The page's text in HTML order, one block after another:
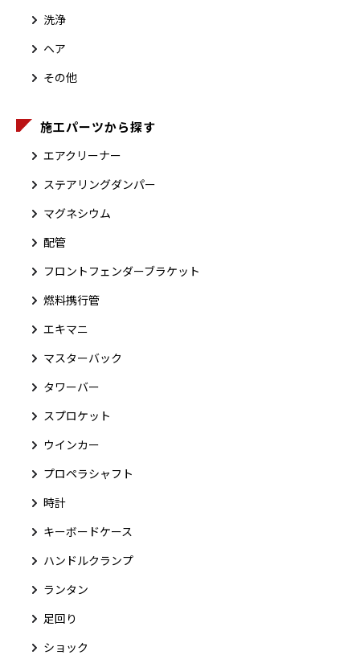
洗浄
ヘア
その他
施工パーツから探す
エアクリーナー
ステアリングダンパー
マグネシウム
配管
フロントフェンダーブラケット
燃料携行管
エキマニ
マスターバック
タワーバー
スプロケット
ウインカー
プロペラシャフト
時計
キーボードケース
ハンドルクランプ
ランタン
足回り
ショック